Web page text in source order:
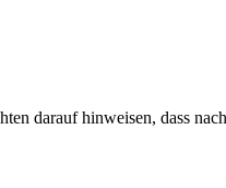
darauf hinweisen, dass